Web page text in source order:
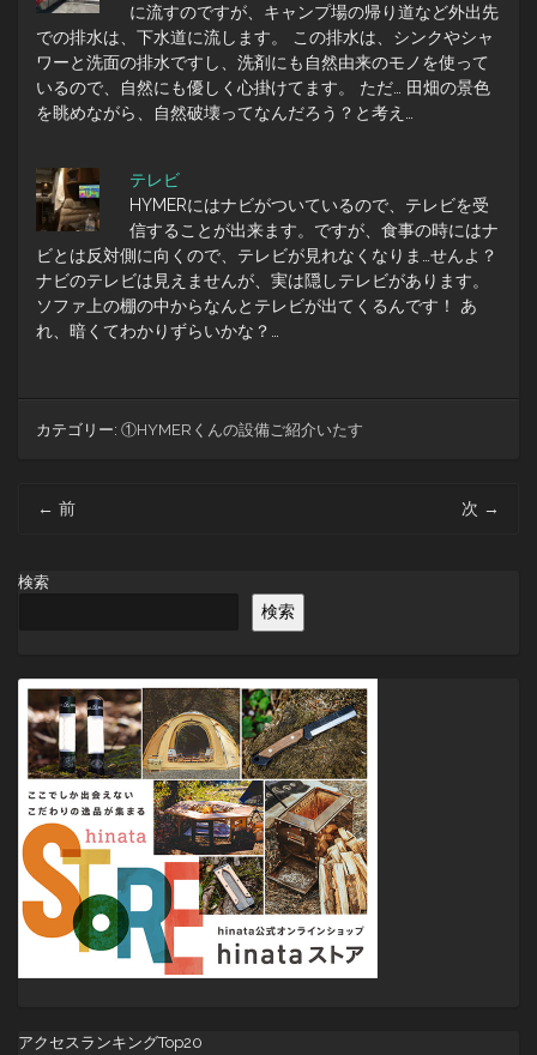
に流すのですが、キャンプ場の帰り道など外出先
での排水は、下水道に流します。 この排水は、シンクやシャ
ワーと洗面の排水ですし、洗剤にも自然由来のモノを使って
いるので、自然にも優しく心掛けてます。 ただ… 田畑の景色
を眺めながら、自然破壊ってなんだろう？と考え…
テレビ
HYMERにはナビがついているので、テレビを受
信することが出来ます。ですが、食事の時にはナ
ビとは反対側に向くので、テレビが見れなくなりま…せんよ？
ナビのテレビは見えませんが、実は隠しテレビがあります。
ソファ上の棚の中からなんとテレビが出てくるんです！ あ
れ、暗くてわかりずらいかな？…
カテゴリー: ①HYMERくんの設備ご紹介いたす
ビ
ゲ
← 前 次 →
検索
検索
アクセスランキングTop20